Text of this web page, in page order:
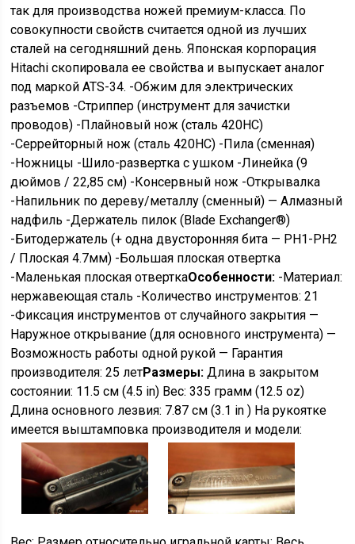
так для производства ножей премиум-класса. По
совокупности свойств считается одной из лучших
сталей на сегодняшний день. Японская корпорация
Hitachi скопировала ее свойства и выпускает аналог
под маркой ATS-34. -Обжим для электрических
разъемов -Стриппер (инструмент для зачистки
проводов) -Плайновый нож (сталь 420HC)
-Серрейторный нож (сталь 420HC) -Пила (сменная)
-Ножницы -Шило-развертка с ушком -Линейка (9
дюймов / 22,85 см) -Консервный нож -Открывалка
-Напильник по дереву/металлу (сменный) — Алмазный
надфиль -Держатель пилок (Blade Exchanger®)
-Битодержатель (+ одна двусторонняя бита — PH1-PH2
/ Плоская 4.7мм) -Большая плоская отвертка
-Маленькая плоская отверткаОсобенности: -Материал:
нержавеющая сталь -Количество инструментов: 21
-Фиксация инструментов от случайного закрытия —
Наружное открывание (для основного инструмента) —
Возможность работы одной рукой — Гарантия
производителя: 25 летРазмеры: Длина в закрытом
состоянии: 11.5 см (4.5 in) Вес: 335 грамм (12.5 oz)
Длина основного лезвия: 7.87 см (3.1 in ) На рукоятке
имеется выштамповка производителя и модели: